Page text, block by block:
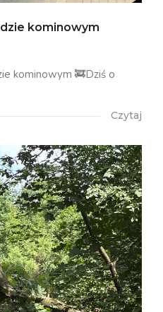
kominowym
kominowym 🚒Dziś o
Czytaj